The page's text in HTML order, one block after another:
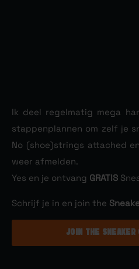
Ik deel regelmatig mega
stappenplannen om zelf je
No (shoe)strings attached
weer afmelden.
Yes en je ontvang GRATIS
Schrijf je in en join the
JOIN THE SNEAKER